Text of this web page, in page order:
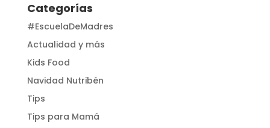
Categorías
#EscuelaDeMadres
Actualidad y más
Kids Food
Navidad Nutribén
Tips
Tips para Mamá